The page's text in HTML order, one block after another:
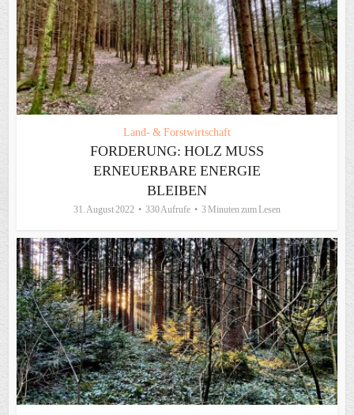
Land- & Forstwirtschaft
FORDERUNG: HOLZ MUSS
ERNEUERBARE ENERGIE
BLEIBEN
31. August 2022 330 Aufrufe 3 Minuten zum Lesen